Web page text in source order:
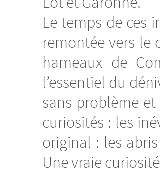
Le temps de ces
remontée vers le
hameaux de
l’essentiel du
sans problème
curiosités : les
original : les
Une vraie